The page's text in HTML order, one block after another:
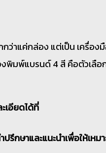
าแค่กล่อง แต่เป็น เครื่อ
งพิมพ์แบรนด์ 4 สี คือตัวเลื
เอียดได้ที่
กษาและแนะนำเพื่อให้เหม